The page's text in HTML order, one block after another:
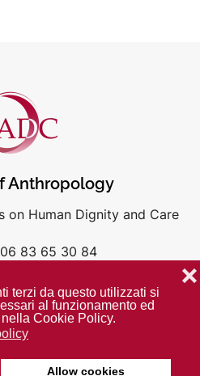
terzi da questo utilizzati si
al funzionamento ed
Cookie Policy.
Allow cookies
❌
Anthropology
on Human Dignity and Care
83 65 30 84